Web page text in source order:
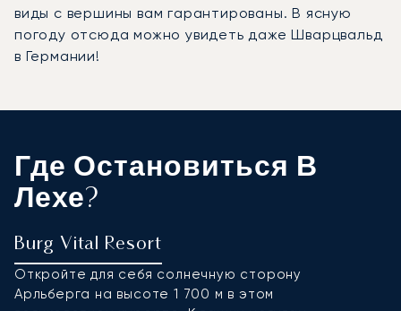
виды с вершины вам гарантированы. В ясную
погоду отсюда можно увидеть даже Шварцвальд
в Германии!
Где Остановиться В
Лехе?
Burg Vital Resort
Откройте для себя солнечную сторону
Арльберга на высоте 1 700 м в этом